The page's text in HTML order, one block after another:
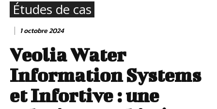
Études de cas
1 octobre 2024
Veolia Water
Information Systems
et Infortive : une